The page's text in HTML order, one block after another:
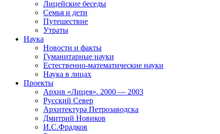
Лицейские беседы
Семья и дети
Путешествие
Утраты
Наука
Новости и факты
Гуманитарные науки
Естественно-математические науки
Наука в лицах
Проекты
Архив «Лицея». 2000 — 2003
Русский Север
Архитектура Петрозаводска
Дмитрий Новиков
И.С.Фрадков